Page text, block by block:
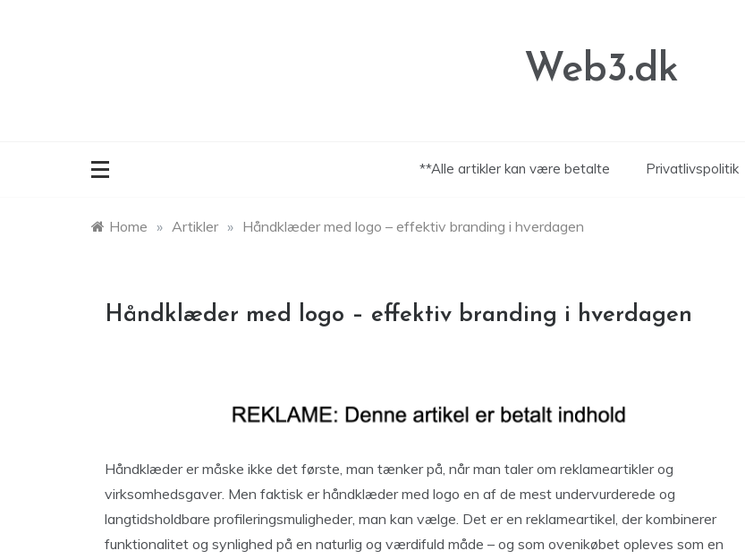
Web3.dk
**Alle artikler kan være betalte Privatlivspolitik
Home » Artikler » Håndklæder med logo – effektiv branding i hverdagen
Håndklæder med logo – effektiv branding i hverdagen
Håndklæder er måske ikke det første, man tænker på, når man taler om reklameartikler og
virksomhedsgaver. Men faktisk er håndklæder med logo en af de mest undervurderede og
langtidsholdbare profileringsmuligheder, man kan vælge. Det er en reklameartikel, der kombinerer
funktionalitet og synlighed på en naturlig og værdifuld måde – og som ovenikøbet opleves som en